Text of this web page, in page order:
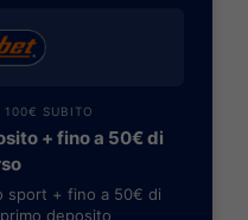
100€ SUBITO
+ fino a 50€ di
sport + fino a 50€ di
deposito